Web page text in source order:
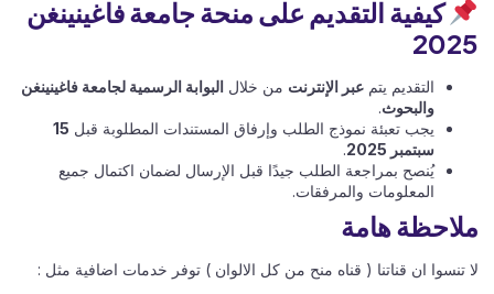
كيفية التقديم على منحة جامعة فاغينينغن
2025
التقديم يتم عبر الإنترنت من خلال البوابة الرسمية لجامعة فاغينينغن
والبحوث.
يجب تعبئة نموذج الطلب وإرفاق المستندات المطلوبة قبل 15
سبتمبر 2025
.
يُنصح بمراجعة الطلب جيدًا قبل الإرسال لضمان اكتمال جميع
المعلومات والمرفقات.
ملاحظة هامة
لا تنسوا ان قناتنا ( قناه منح من كل الالوان ) توفر خدمات اضافية مثل :